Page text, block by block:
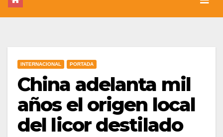
INTERNACIONAL PORTADA
China adelanta mil
años el origen local
del licor destilado